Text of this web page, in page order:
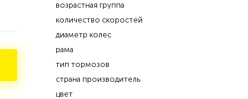
возрастная группа
количество скоростей
диаметр колес
рама
тип тормозов
страна производитель
цвет